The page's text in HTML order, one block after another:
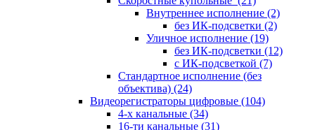
Внутреннее исполнение (2)
без ИК-подсветки (2)
Уличное исполнение (19)
без ИК-подсветки (12)
с ИК-подсветкой (7)
Стандартное исполнение (без
объектива) (24)
Видеорегистраторы цифровые (104)
4-х канальные (34)
16-ти канальные (31)